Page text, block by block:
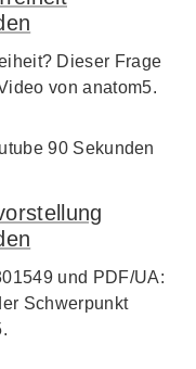
Dieser Frage
von anatom5.
und PDF/UA:
Schwerpunkt